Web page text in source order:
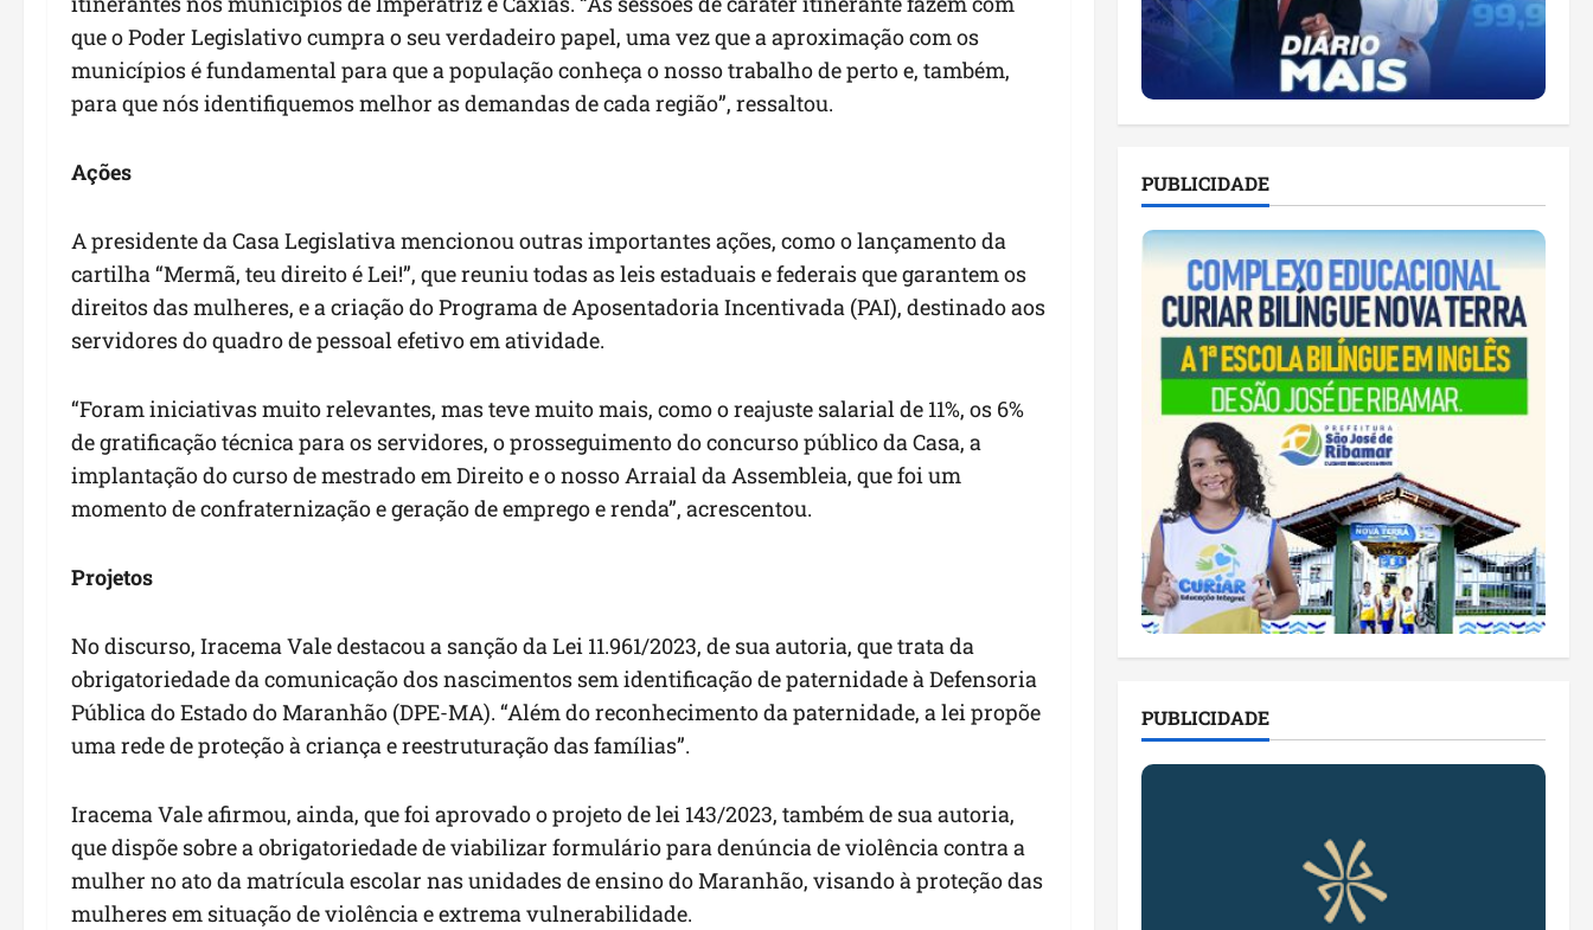
que o Poder Legislativo cumpra o seu verdadeiro papel, uma vez que a aproximação com os
municípios é fundamental para que a população conheça o nosso trabalho de perto e, também,
para que nós identifiquemos melhor as demandas de cada região”, ressaltou.
Ações
A presidente da Casa Legislativa mencionou outras importantes ações, como o lançamento da
cartilha “Mermã, teu direito é Lei!”, que reuniu todas as leis estaduais e federais que garantem os
direitos das mulheres, e a criação do Programa de Aposentadoria Incentivada (PAI), destinado aos
servidores do quadro de pessoal efetivo em atividade.
“Foram iniciativas muito relevantes, mas teve muito mais, como o reajuste salarial de 11%, os 6%
de gratificação técnica para os servidores, o prosseguimento do concurso público da Casa, a
implantação do curso de mestrado em Direito e o nosso Arraial da Assembleia, que foi um
momento de confraternização e geração de emprego e renda”, acrescentou.
Projetos
No discurso, Iracema Vale destacou a sanção da Lei 11.961/2023, de sua autoria, que trata da
obrigatoriedade da comunicação dos nascimentos sem identificação de paternidade à Defensoria
Pública do Estado do Maranhão (DPE-MA). “Além do reconhecimento da paternidade, a lei propõe
uma rede de proteção à criança e reestruturação das famílias”.
Iracema Vale afirmou, ainda, que foi aprovado o projeto de lei 143/2023, também de sua autoria,
que dispõe sobre a obrigatoriedade de viabilizar formulário para denúncia de violência contra a
mulher no ato da matrícula escolar nas unidades de ensino do Maranhão, visando à proteção das
mulheres em situação de violência e extrema vulnerabilidade.
PUBLICIDADE
PUBLICIDADE